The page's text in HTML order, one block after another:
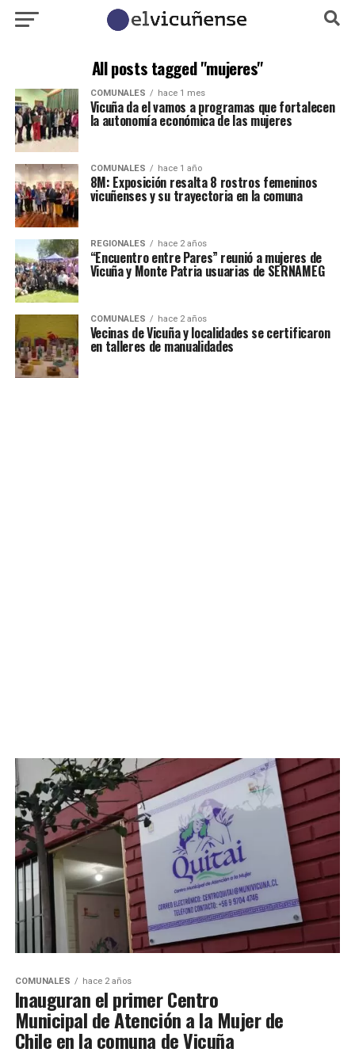
All posts tagged "mujeres"
COMUNALES hace 1 mes
Vicuña da el vamos a programas que fortalecen
la autonomía económica de las mujeres
COMUNALES hace 1 año
8M: Exposición resalta 8 rostros femeninos
vicuñenses y su trayectoria en la comuna
REGIONALES hace 2 años
“Encuentro entre Pares” reunió a mujeres de
Vicuña y Monte Patria usuarias de SERNAMEG
COMUNALES hace 2 años
Vecinas de Vicuña y localidades se certificaron
en talleres de manualidades
COMUNALES hace 2 años
Inauguran el primer Centro
Municipal de Atención a la Mujer de
Chile en la comuna de Vicuña